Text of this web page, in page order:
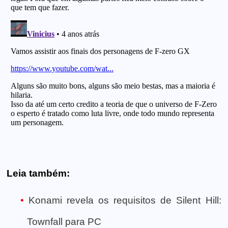
Leia também:
Konami revela os requisitos de Silent Hill:
Townfall para PC